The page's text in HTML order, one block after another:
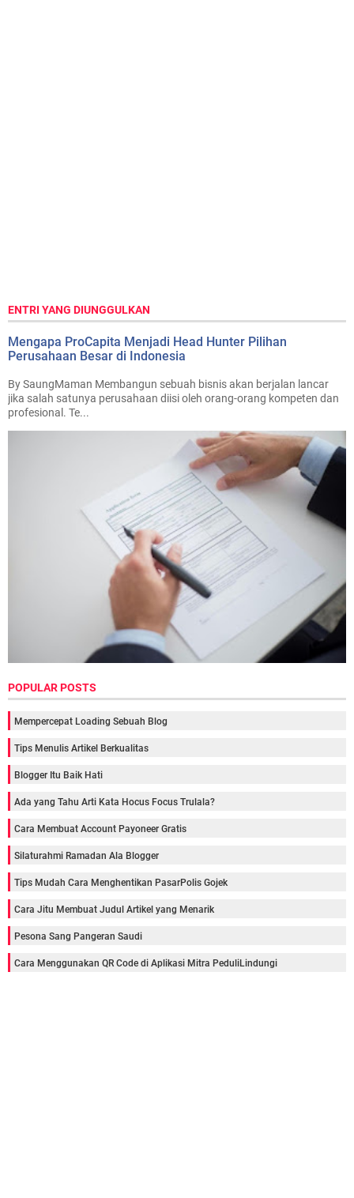
ENTRI YANG DIUNGGULKAN
Mengapa ProCapita Menjadi Head Hunter Pilihan
Perusahaan Besar di Indonesia
By SaungMaman Membangun sebuah bisnis akan berjalan lancar
jika salah satunya perusahaan diisi oleh orang-orang kompeten dan
profesional. Te...
POPULAR POSTS
Mempercepat Loading Sebuah Blog
Tips Menulis Artikel Berkualitas
Blogger Itu Baik Hati
Ada yang Tahu Arti Kata Hocus Focus Trulala?
Cara Membuat Account Payoneer Gratis
Silaturahmi Ramadan Ala Blogger
Tips Mudah Cara Menghentikan PasarPolis Gojek
Cara Jitu Membuat Judul Artikel yang Menarik
Pesona Sang Pangeran Saudi
Cara Menggunakan QR Code di Aplikasi Mitra PeduliLindungi